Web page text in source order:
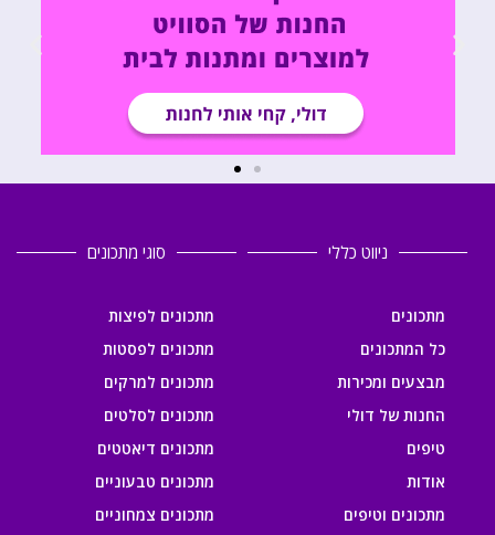
ניווט כללי
מתכונים
כל המתכונים
מבצעים ומכירות
החנות של דולי
טיפים
אודות
מתכונים וטיפים
סוגי מתכונים
מתכונים לפיצות
מתכונים לפסטות
מתכונים למרקים
מתכונים לסלטים
מתכונים דיאטטים
מתכונים טבעוניים
מתכונים צמחוניים